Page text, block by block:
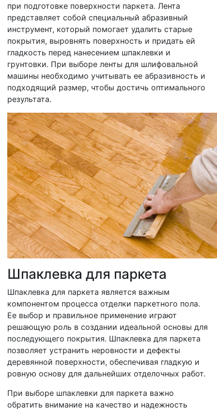
при подготовке поверхности паркета. Лента
представляет собой специальный абразивный
инструмент, который помогает удалить старые
покрытия, выровнять поверхность и придать ей
гладкость перед нанесением шпаклевки и
грунтовки. При выборе ленты для шлифовальной
машины необходимо учитывать ее абразивность и
подходящий размер, чтобы достичь оптимального
результата.
Шпаклевка для паркета
Шпаклевка для паркета является важным
компонентом процесса отделки паркетного пола.
Ее выбор и правильное применение играют
решающую роль в создании идеальной основы для
последующего покрытия. Шпаклевка для паркета
позволяет устранить неровности и дефекты
деревянной поверхности, обеспечивая гладкую и
ровную основу для дальнейших отделочных работ.
При выборе шпаклевки для паркета важно
обратить внимание на качество и надежность